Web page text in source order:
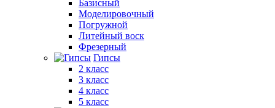
Базисный
Моделировочный
Погружной
Литейный воск
Фрезерный
Гипсы
2 класс
3 класс
4 класс
5 класс